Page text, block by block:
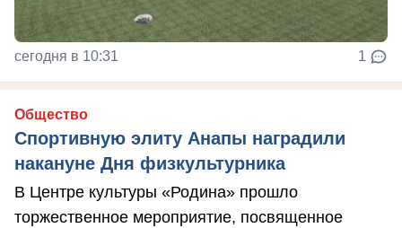
сегодня в 10:31 1
Общество
Спортивную элиту Анапы наградили
накануне Дня физкультурника
В Центре культуры «Родина» прошло
торжественное мероприятие, посвященное